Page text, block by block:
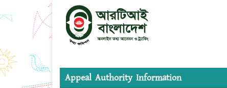
Appeal Authority Information